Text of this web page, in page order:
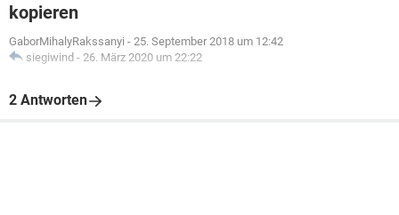
kopieren
GaborMihalyRakssanyi - 25. September 2018 um 12:42
siegiwind - 26. März 2020 um 22:22
2 Antworten